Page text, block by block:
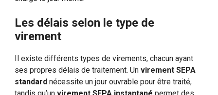
Les délais selon le type de
virement
Il existe différents types de virements, chacun ayant
ses propres délais de traitement. Un virement SEPA
standard nécessite un jour ouvrable pour être traité,